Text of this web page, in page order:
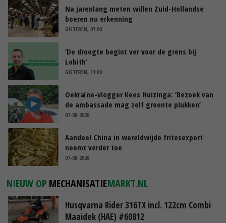
Na jarenlang meten willen Zuid-Hollandse
boeren nu erkenning
GISTEREN, 07:00
‘De droogte begint ver voor de grens bij
Lobith’
GISTEREN, 11:00
Oekraïne-vlogger Kees Huizinga: ‘Bezoek van
de ambassade mag zelf groente plukken’
07-08-2026
Aandeel China in wereldwijde fritesexport
neemt verder toe
07-08-2026
NIEUW OP MECHANISATIEMARKT.NL
Husqvarna Rider 316TX incl. 122cm Combi
Maaidek (HAE) #60812